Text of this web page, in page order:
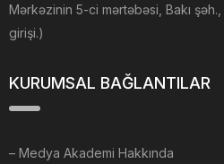
Mərkəzinin 5-ci mərtəbəsi, Bakı
girişi.)
KURUMSAL BAĞLANTILAR
– Medya Akademi Hakkında